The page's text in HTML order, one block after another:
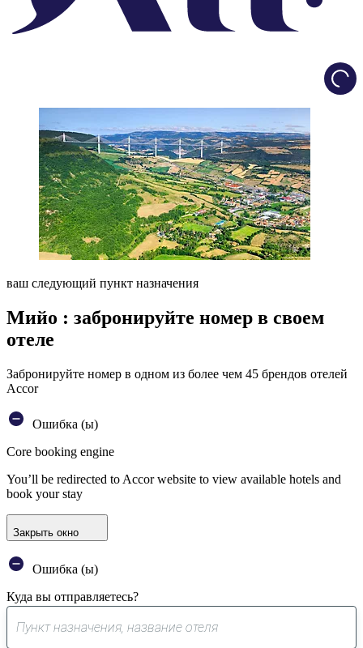
ваш следующий пункт назначения
Мийо : забронируйте номер в своем
отеле
Забронируйте номер в одном из более чем 45 брендов отелей
Accor
Ошибка (ы)
Core booking engine
You’ll be redirected to Accor website to view available hotels and
book your stay
Закрыть окно
Ошибка (ы)
Куда вы отправляетесь?
0
предложение